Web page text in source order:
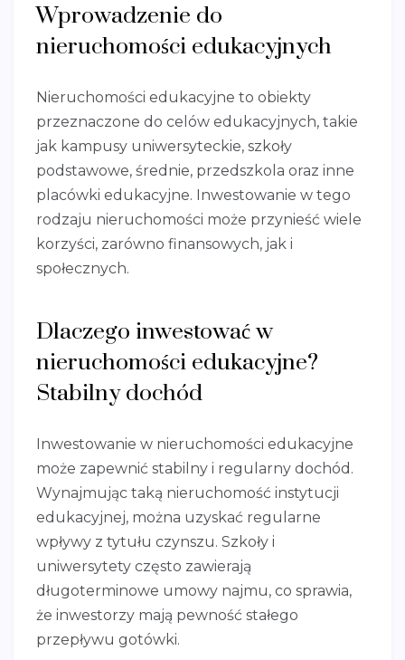
Wprowadzenie do
nieruchomości edukacyjnych
Nieruchomości edukacyjne to obiekty
przeznaczone do celów edukacyjnych, takie
jak kampusy uniwersyteckie, szkoły
podstawowe, średnie, przedszkola oraz inne
placówki edukacyjne. Inwestowanie w tego
rodzaju nieruchomości może przynieść wiele
korzyści, zarówno finansowych, jak i
społecznych.
Dlaczego inwestować w
nieruchomości edukacyjne?
Stabilny dochód
Inwestowanie w nieruchomości edukacyjne
może zapewnić stabilny i regularny dochód.
Wynajmując taką nieruchomość instytucji
edukacyjnej, można uzyskać regularne
wpływy z tytułu czynszu. Szkoły i
uniwersytety często zawierają
długoterminowe umowy najmu, co sprawia,
że inwestorzy mają pewność stałego
przepływu gotówki.